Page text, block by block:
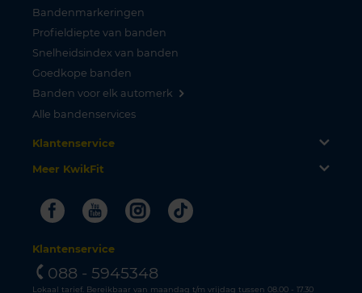
Bandenmarkeringen
Profieldiepte van banden
Snelheidsindex van banden
Goedkope banden
Banden voor elk automerk
Alle bandenservices
Klantenservice
Meer KwikFit
FacebookYoutubeInstagram
Tiktok
Klantenservice
088 - 5945348
Lokaal tarief. Bereikbaar van maandag t/m vrijdag tussen 08.00 - 17.30